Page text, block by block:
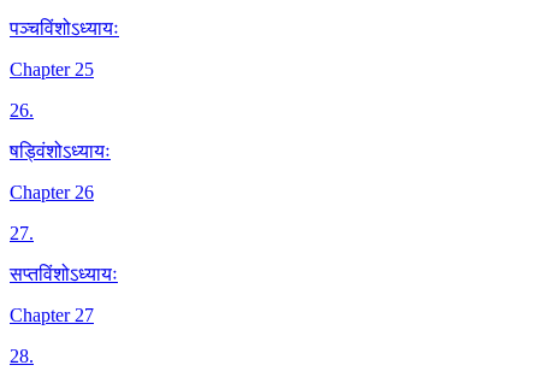
पञ्चविंशोऽध्यायः
Chapter 25
26.
षड्विंशोऽध्यायः
Chapter 26
27.
सप्तविंशोऽध्यायः
Chapter 27
28.